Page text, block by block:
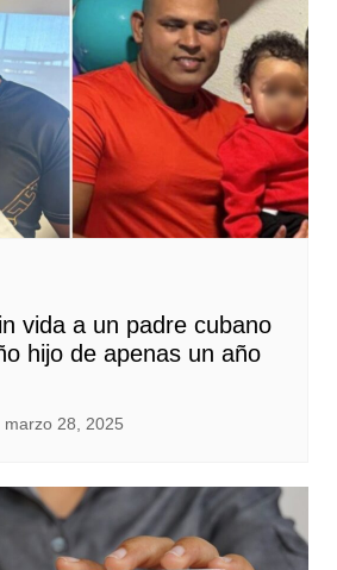
vida a un padre cubano
hijo de apenas un año
marzo 28, 2025